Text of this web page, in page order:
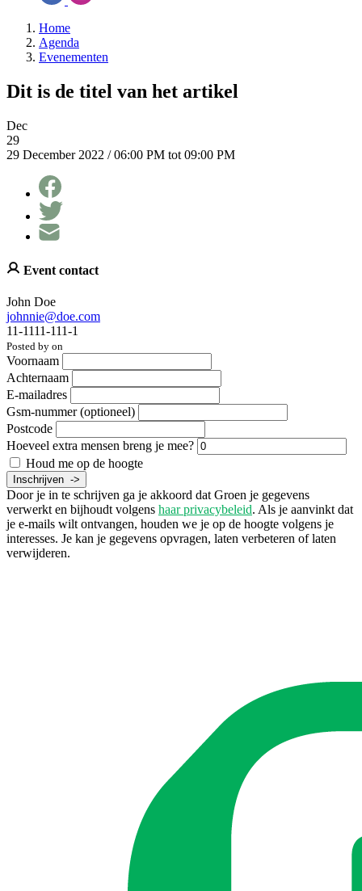
Home
Agenda
Evenementen
Dit is de titel van het artikel
Dec
29
29 December 2022 / 06:00 PM tot 09:00 PM
Event contact
John Doe
johnnie@doe.com
11-1111-111-1
Posted by on
Voornaam
Achternaam
E-mailadres
Gsm-nummer (optioneel)
Postcode
Hoeveel extra mensen breng je mee?
Houd me op de hoogte
Door je in te schrijven ga je akkoord dat Groen je gegevens
verwerkt en bijhoudt volgens haar privacybeleid. Als je aanvinkt dat
je e-mails wilt ontvangen, houden we je op de hoogte volgens je
interesses. Je kan je gegevens opvragen, laten verbeteren of laten
verwijderen.